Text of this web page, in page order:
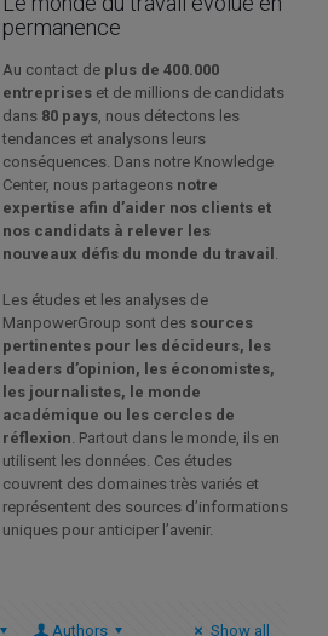
permanence
Au contact de plus de 400.000
entrepriseset de millions de candidats
dans 80 pays, nous détectons les
tendances et analysons leurs
conséquences. Dans notre Knowledge
Center, nous partageons notre
expertise afin d’aider nos clients et
nos candidats à relever les
nouveaux défis du monde du travail .
Les études et les analyses de
ManpowerGroup sont des sources
pertinentes pour les décideurs, les
leaders d’opinion, les économistes,
les journalistes, le monde
académique ou les cercles de
réflexion. Partout dans le monde, ils en
utilisent les données. Ces études
couvrent des domaines très variés et
représentent des sources d’informations
uniques pour anticiper l’avenir.
Authors Show all